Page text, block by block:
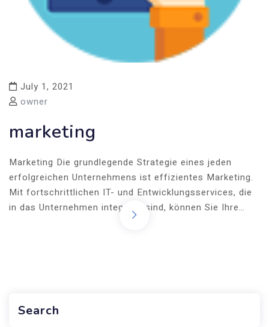
July 1, 2021
owner
marketing
Marketing Die grundlegende Strategie eines jeden
erfolgreichen Unternehmens ist effizientes Marketing.
Mit fortschrittlichen IT- und Entwicklungsservices, die
in das Unternehmen integriert sind, können Sie Ihre…
Search